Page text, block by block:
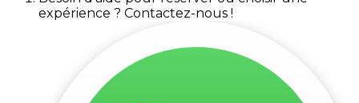
expérience ? Contactez-nous !